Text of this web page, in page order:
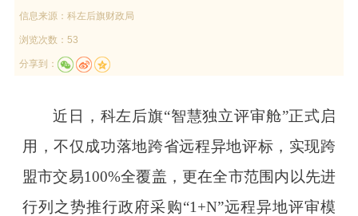
信息来源： 科左后旗财政局
浏览次数：53
分享到：
近日，科左后旗“智慧独立评审舱”正式启
用，不仅成功落地跨省远程异地评标，实现跨
盟市交易100%全覆盖，更在全市范围内以先进
行列之势推行政府采购“1+N”远程异地评审模